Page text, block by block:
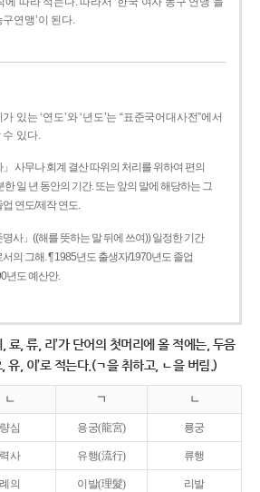
연맹’이 된다.
있는 ‘연도’와 ‘년도’는 “표준국어대사전”에서
수 있다.
」 사무나 회계 결산 따위의 처리를 위하여 편의
한 일 년 동안의 기간. 또는 앞의 말에 해당하는 그
업 연도/제작 연도.
명사」((해를 뜻하는 말 뒤에 쓰여)) 일정한 기간
의 그해. ¶ 1985년도 출생자/1970년도 졸업
년도 예산안.
, 료, 류, 리’가 단어의 첫머리에 올 적에는, 두음
유, 이’로 적는다.(ㄱ을 취하고, ㄴ을 버림.)
ㄴ ㄱ ㄴ
량심 용궁(龍宮) 룡궁
력사 유행(流行) 류행
례의 이발(理髮) 리발